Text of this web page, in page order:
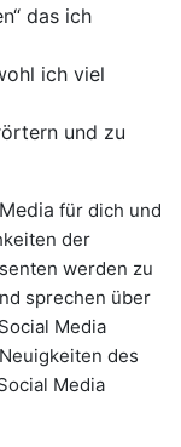
das ich
ich viel
und zu
für dich und
der
werden zu
sprechen über
Media
des
Media